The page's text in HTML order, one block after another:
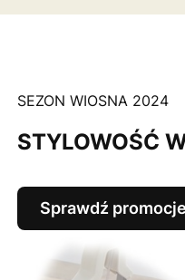
SEZON WIOSNA 2024
STYLOWOŚĆ
Sprawdź promocje